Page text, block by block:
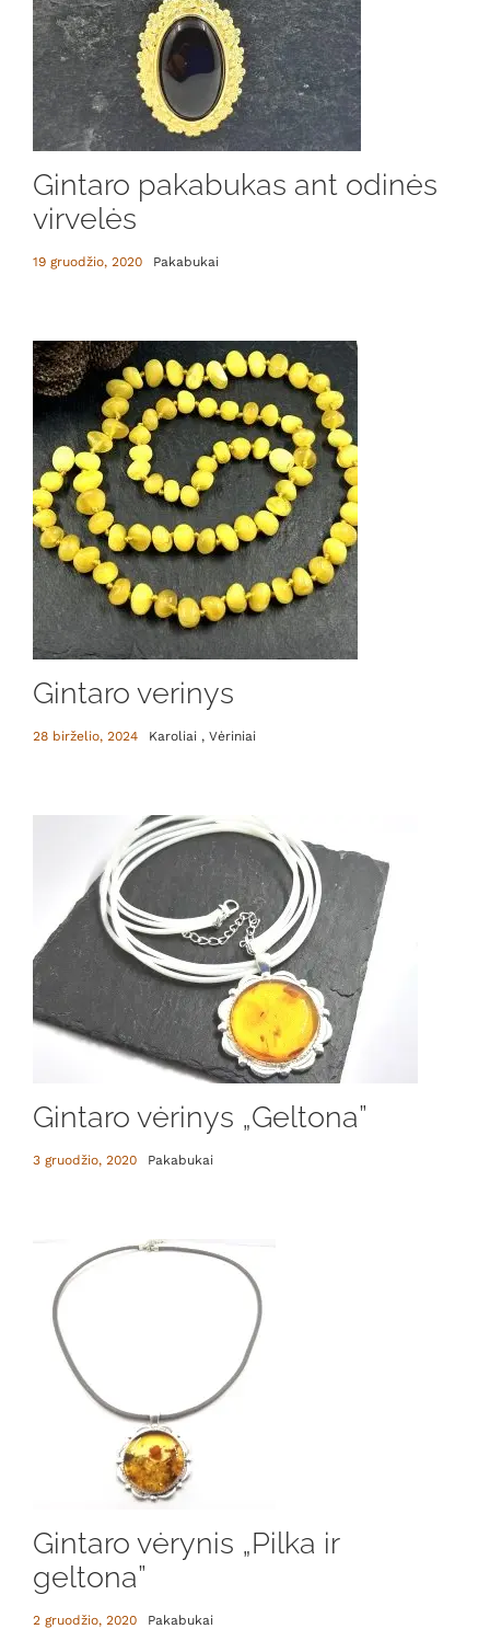
Gintaro pakabukas ant odinės
virvelės
19 gruodžio, 2020 Pakabukai
Gintaro verinys
28 birželio, 2024 Karoliai , Vėriniai
Gintaro vėrinys „Geltona”
3 gruodžio, 2020 Pakabukai
Gintaro vėrynis „Pilka ir
geltona”
2 gruodžio, 2020 Pakabukai